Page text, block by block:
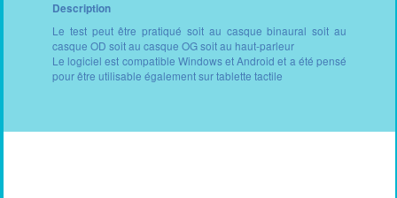
Description
Le test peut être pratiqué soit au casque binaural soit au
casque OD soit au casque OG soit au haut-parleur
Le logiciel est compatible Windows et Android et a été pensé
pour être utilisable également sur tablette tactile